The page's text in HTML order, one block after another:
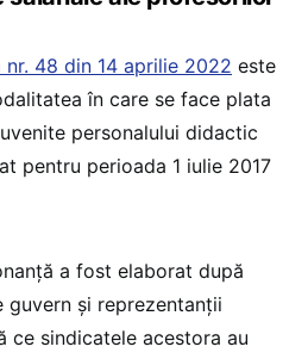
48 din 14 aprilie 2022 este
în care se face plata
personalului didactic
pentru perioada 1 iulie 2017
a fost elaborat după
guvern și reprezentanții
ce sindicatele acestora au